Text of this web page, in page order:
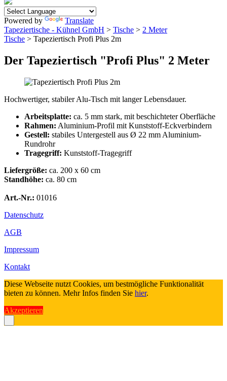
Powered by
Translate
Tapeziertische - Kühnel GmbH > Tische > 2 Meter
Tische > Tapeziertisch Profi Plus 2m
Der Tapeziertisch "Profi Plus" 2 Meter
Hochwertiger, stabiler Alu-Tisch mit langer Lebensdauer.
Arbeitsplatte: ca. 5 mm stark, mit beschichteter Oberfläche
Rahmen: Aluminium-Profil mit Kunststoff-Eckverbindern
Gestell: stabiles Untergestell aus Ø 22 mm Aluminium-
Rundrohr
Tragegriff: Kunststoff-Tragegriff
Liefergröße: ca. 200 x 60 cm
Standhöhe: ca. 80 cm
Art.-Nr.: 01016
Datenschutz
AGB
Impressum
Kontakt
Diese Webseite nutzt Cookies, um bestmögliche Funktionalität
bieten zu können. Mehr Infos finden Sie hier.
Akzeptieren